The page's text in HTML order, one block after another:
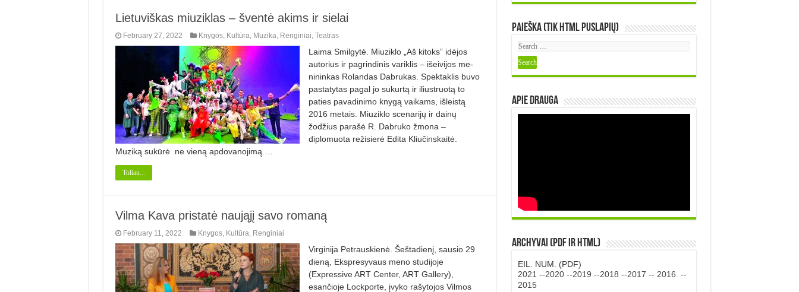
Lietuviškas miuziklas – šventė akims ir sielai
February 27, 2022 Knygos, Kultūra Muzika Renginiai Teatras
Laima Smilgytė. Miuziklo „Aš kitoks” idėjos
autorius ir pagrindinis variklis – išeivijos me­
nininkas Rolandas Dabrukas. Spektaklis buvo
pastatytas pagal jo sukurtą ir iliustruotą to
paties pavadinimo knygą vaikams, išleistą
2016 metais. Miuziklo scenarijų ir dainų
žodžius para­šė R. Dabruko žmona –
diplomuota režisierė Edita Kliučinskaitė.
Muziką sukūrė ne vieną apdovanojimą …
Toliau...
Vilma Kava pristatė naująjį savo romaną
February 11, 2022 Knygos, Kultūra Renginiai
Virginija Petrauskienė. Šeštadienį, sausio 29
dieną, Ekspresyvaus meno studijoje
(Expressive ART Center, ART Gallery),
esančioje Lockporte, įvyko rašytojos Vilmos
Paieška (tik HTML puslapių)
Apie DRAUGA
Archyvai (PDF ir HTML)
EIL. NUM. (PDF)
2021 --2020--2019 --2018 --2017 -- 2016 --
2015